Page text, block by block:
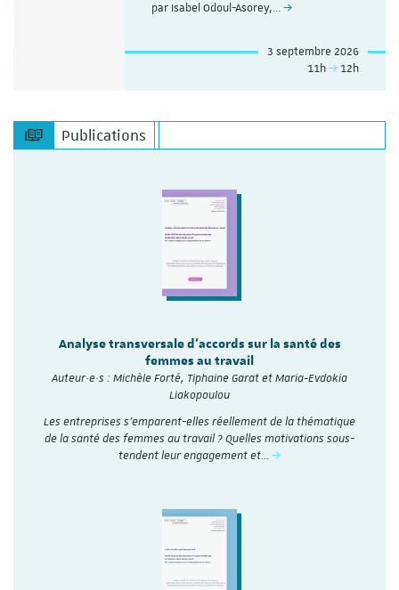
par Isabel Odoul-Asorey,…
3 septembre 2026
11h
12h
Publications
Analyse transversale d'accords sur la santé des
femmes au travail
Auteur·e·s : Michèle Forté, Tiphaine Garat et Maria-Evdokia
Liakopoulou
Les entreprises s’emparent-elles réellement de la thématique
de la santé des femmes au travail ? Quelles motivations sous-
tendent leur engagement et…